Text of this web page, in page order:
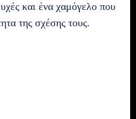
και ένα χαμόγελο που
της σχέσης τους.